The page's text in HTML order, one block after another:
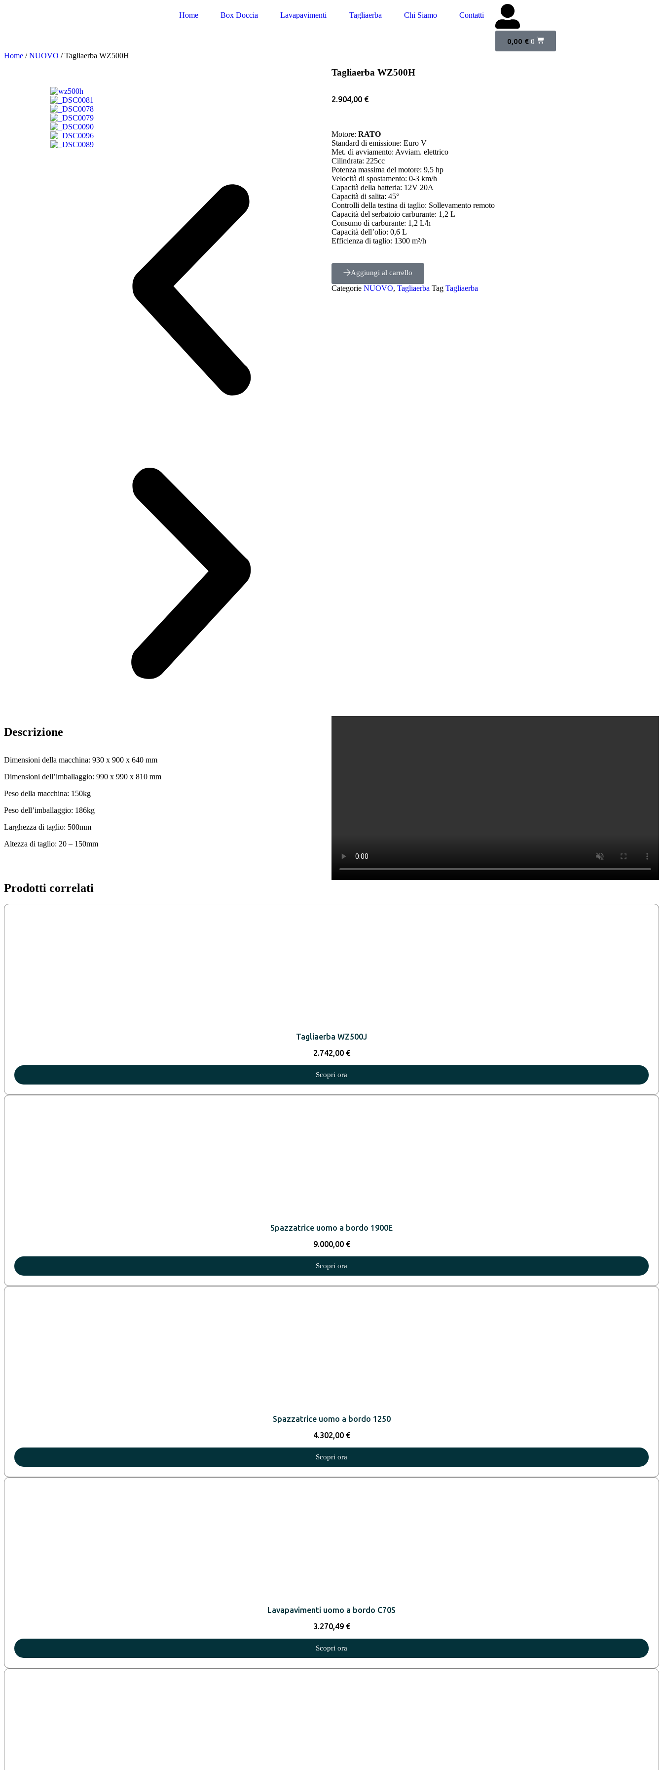
Home Box Doccia Lavapavimenti Tagliaerba Chi Siamo Contatti
0,00 € 0
Home /NUOVO / Tagliaerba WZ500H
Tagliaerba WZ500H
2.904,00 €
Motore: RATO
Standard di emissione: Euro V
Met. di avviamento: Avviam. elettrico
Cilindrata: 225cc
Potenza massima del motore: 9,5 hp
Velocità di spostamento: 0-3 km/h
Capacità della batteria: 12V 20A
Capacità di salita: 45°
Controlli della testina di taglio: Sollevamento remoto
Capacità del serbatoio carburante: 1,2 L
Consumo di carburante: 1,2 L/h
Capacità dell’olio: 0,6 L
Efficienza di taglio: 1300 m²/h
Aggiungi al carrello
Categorie NUOVO, Tagliaerba Tag Tagliaerba
Descrizione
Dimensioni della macchina: 930 x 900 x 640 mm
Dimensioni dell’imballaggio: 990 x 990 x 810 mm
Peso della macchina: 150kg
Peso dell’imballaggio: 186kg
Larghezza di taglio: 500mm
Altezza di taglio: 20 – 150mm
Prodotti correlati
Tagliaerba WZ500J
2.742,00 €
Scopri ora
Spazzatrice uomo a bordo 1900E
9.000,00 €
Scopri ora
Spazzatrice uomo a bordo 1250
4.302,00 €
Scopri ora
Lavapavimenti uomo a bordo C70S
3.270,49 €
Scopri ora